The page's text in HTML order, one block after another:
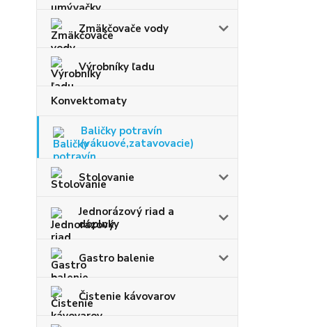
Zmäkčovače vody
Výrobníky ľadu
Konvektomaty
Baličky potravín
(vákuové,zatavovacie)
Stolovanie
Jednorázový riad a
doplnky
Gastro balenie
Čistenie kávovarov